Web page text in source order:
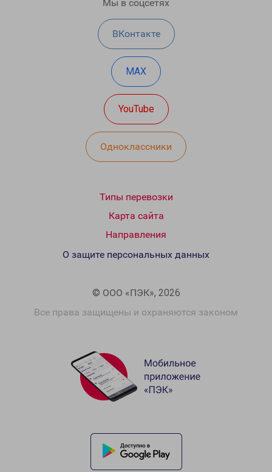
Мы в соцсетях
ВКонтакте
MAX
YouTube
Одноклассники
Типы перевозки
Карта сайта
Направления
© ООО «ПЭК», 2026
Все права защищены и охраняются законом
О защите персональных данных